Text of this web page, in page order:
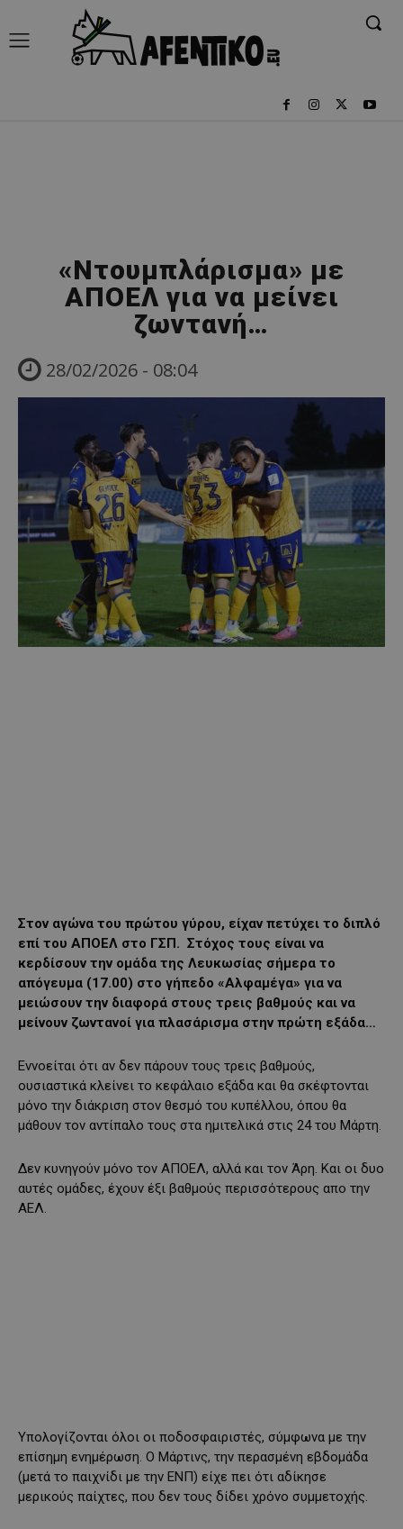
«Ντουμπλάρισμα» με
ΑΠΟΕΛ για να μείνει
ζωντανή…
28/02/2026 - 08:04
Στον αγώνα του πρώτου γύρου, είχαν πετύχει το διπλό
επί του ΑΠΟΕΛ στο ΓΣΠ. Στόχος τους είναι να
κερδίσουν την ομάδα της Λευκωσίας σήμερα το
απόγευμα (17.00) στο γήπεδο «Αλφαμέγα» για να
μειώσουν την διαφορά στους τρεις βαθμούς και να
μείνουν ζωντανοί για πλασάρισμα στην πρώτη εξάδα…
Εννοείται ότι αν δεν πάρουν τους τρεις βαθμούς,
ουσιαστικά κλείνει το κεφάλαιο εξάδα και θα σκέφτονται
μόνο την διάκριση στον θεσμό του κυπέλλου, όπου θα
μάθουν τον αντίπαλο τους στα ημιτελικά στις 24 του Μάρτη.
Δεν κυνηγούν μόνο τον ΑΠΟΕΛ, αλλά και τον Άρη. Και οι δυο
αυτές ομάδες, έχουν έξι βαθμούς περισσότερους απο την
ΑΕΛ.
Υπολογίζονται όλοι οι ποδοσφαιριστές, σύμφωνα με την
επίσημη ενημέρωση. Ο Μάρτινς, την περασμένη εβδομάδα
(μετά το παιχνίδι με την ΕΝΠ) είχε πει ότι αδίκησε
μερικούς παίχτες, που δεν τους δίδει χρόνο συμμετοχής.